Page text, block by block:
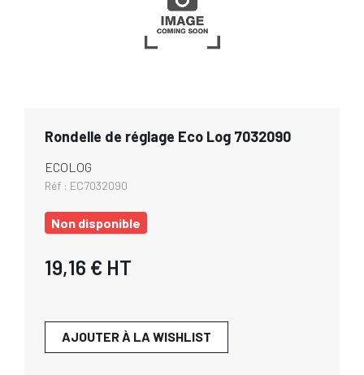
Rondelle de réglage Eco Log 7032090
ECOLOG
Réf : EC7032090
Non disponible
19,16 € HT
AJOUTER À LA WISHLIST